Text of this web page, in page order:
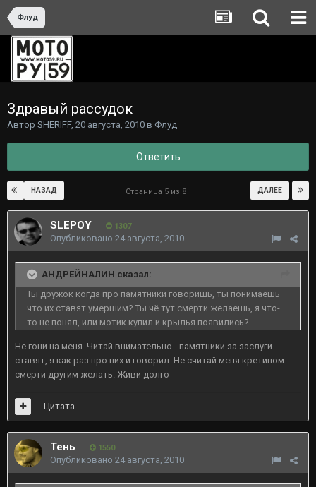
Флуд
Здравый рассудок
Автор SHERIFF, 20 августа, 2010 в Флуд
Ответить
НАЗАД ДАЛЕЕ
Страница 5 из 8
SLEPOY 1307
Опубликовано 24 августа, 2010
АНДРЕЙНАЛИН сказал:
Ты дружок когда про памятники говоришь, ты понимаешь
что их ставят умершим? Ты чё тут смерти желаешь, я что-
то не понял, или мотик купил и крылья появились?
Не гони на меня. Читай внимательно - памятники за заслуги
ставят, я как раз про них и говорил. Не считай меня кретином -
смерти другим желать. Живи долго
Цитата
Тень 1550
Опубликовано 24 августа, 2010